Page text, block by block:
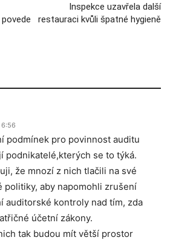
Inspekce uzavřela další
restauraci kvůli špatné hygieně
6:56
podmínek pro povinnost auditu
podnikatelé,kterých se to týká.
že mnozí z nich tlačili na své
politiky, aby napomohli zrušení
auditorské kontroly nad tím, zda
účetní zákony.
tak budou mít větší prostor